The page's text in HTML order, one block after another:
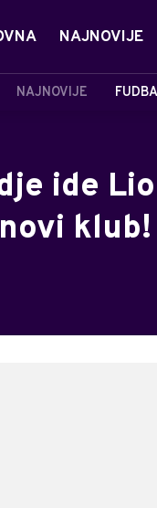
NAJNOVIJE
NAJNOVIJE
ide
klub!